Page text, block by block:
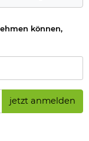
können,
jetzt anmelden